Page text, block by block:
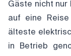
Gäste nicht nur
auf eine
älteste
in Betrieb